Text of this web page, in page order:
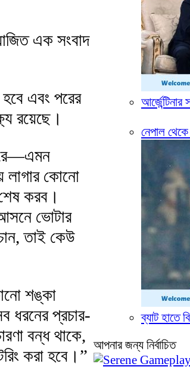
এক সংবাদ
এবং পরের
রয়েছে।
লাগার কোনো
করব।
ভোটার
তাই কেউ
শঙ্কা
ধরনের প্রচার-
বন্ধ থাকে,
করা হবে।”
নেপাল
ব্যাট হাতে
আপনার জন্য নির্বাচিত